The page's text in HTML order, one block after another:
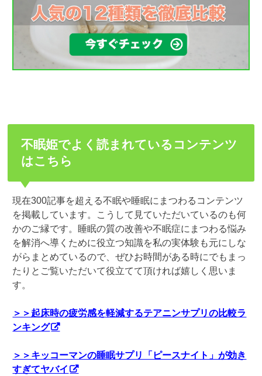
不眠姫でよく読まれているコンテンツ
はこちら
現在300記事を超える不眠や睡眠にまつわるコンテンツ
を掲載しています。こうして見ていただいているのも何
かのご縁です。睡眠の質の改善や不眠症にまつわる悩み
を解消へ導くために役立つ知識を私の実体験も元にしな
がらまとめているので、ぜひお時間がある時にでもまっ
たりとご覧いただいて役立てて頂ければ嬉しく思いま
す。
＞＞起床時の疲労感を軽減するテアニンサプリの比較ラ
ンキング
＞＞キッコーマンの睡眠サプリ「ピースナイト」が効き
すぎてヤバイ